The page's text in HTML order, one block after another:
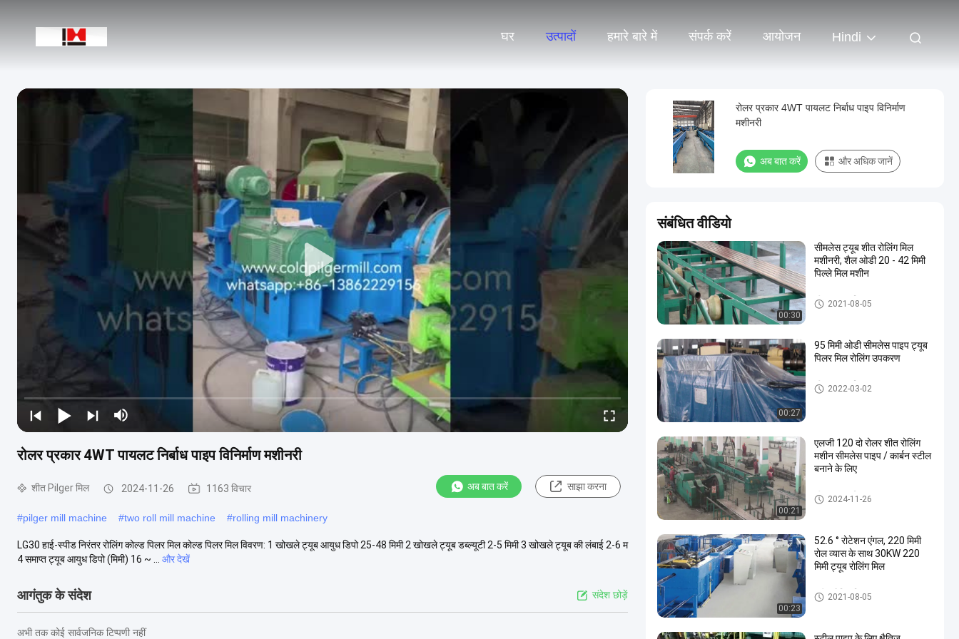
घर उत्पादों हमारे बारे में संपर्क करें आयोजन Hindi
रोलर प्रकार 4WT पायलट निर्बाध पाइप विनिर्माण मशीनरी
शीत Pilger मिल 2024-11-26 1163 विचार अब बात करें साझा करना
#pilger mill machine #two roll mill machine #rolling mill machinery
LG30 हाई-स्पीड निरंतर रोलिंग कोल्ड पिलर मिल कोल्ड पिलर मिल विवरण: 1 खोखले ट्यूब आयुध डिपो 25-48 मिमी 2 खोखले ट्यूब डब्ल्यूटी 2-5 मिमी 3 खोखले ट्यूब की लंबाई 2-6 म
4 समाप्त ट्यूब आयुध डिपो (मिमी) 16 ~ ...
और देखें
आगंतुक के संदेश संदेश छोड़ें
अभी तक कोई सार्वजनिक टिप्पणी नहीं
रोलर प्रकार 4WT पायलट निर्बाध पाइप विनिर्माण
मशीनरी
अब बात करें और अधिक जानें
संबंधित वीडियो
00:30
सीमलेस ट्यूब शीत रोलिंग मिल
मशीनरी, शैल ओडी 20 - 42 मिमी
पिल्ले मिल मशीन
शीत Pilger मिल
2021-08-05
00:27
95 मिमी ओडी सीमलेस पाइप ट्यूब
पिलर मिल रोलिंग उपकरण
शीत Pilger मिल
2022-03-02
00:21
एलजी 120 दो रोलर शीत रोलिंग
मशीन सीमलेस पाइप / कार्बन स्टील
बनाने के लिए
शीत Pilger मिल
2024-11-26
00:23
52.6 ° रोटेशन एंगल, 220 मिमी
रोल व्यास के साथ 30KW 220
मिमी ट्यूब रोलिंग मिल
स्टील रोलिंग मिल
2021-08-05